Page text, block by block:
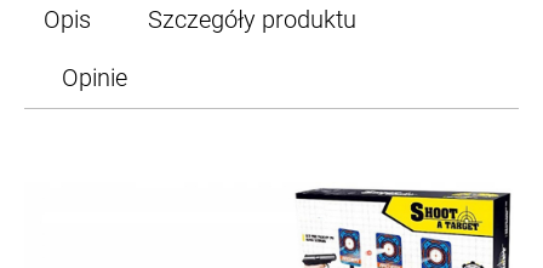
Opis
Szczegóły produktu
Opinie